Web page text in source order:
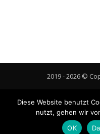
2019 - 2026 ©
Gastbeitrag
Diese Website benutzt
nutzt, gehen wir
OK